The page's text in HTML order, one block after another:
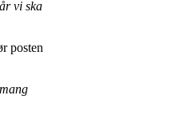
vi ska
posten